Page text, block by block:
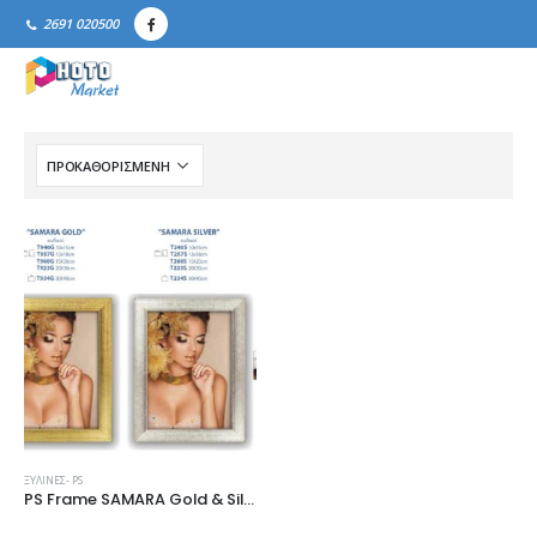
2691 020500
ΞΎΛΙΝΕΣ- PS
PS Frame SAMARA Gold & Silver